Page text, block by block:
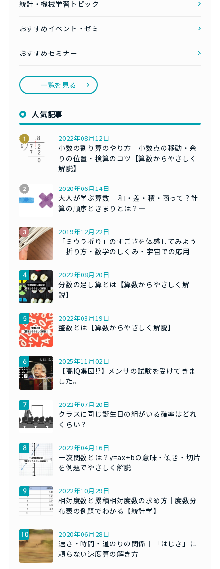
統計・機械学習トピック
おすすめイベント・ゼミ
おすすめセミナー
一覧を見る
人気記事
2022年08月12日
小数の割り算のやり方｜小数点の移動・余
りの位置・検算のコツ【算数からやさしく
解説】
2020年06月14日
大人が学ぶ算数 ―和・差・積・商って？計
算の順序ときまりとは？―
2019年12月22日
「ミウラ折り」のすごさを体感してみよう
｜折り方・数学のしくみ・宇宙での応用
2022年08月20日
分数の足し算とは【算数からやさしく解
説】
2022年03月19日
整数とは【算数からやさしく解説】
2025年11月02日
【高IQ集団!?】メンサの試験を受けてきま
した。
2022年07月20日
クラスに同じ誕生日の組がいる確率はどれ
くらい？
2022年04月16日
一次関数とは？y=ax+bの意味・傾き・切片
を例題でやさしく解説
2022年10月29日
相対度数と累積相対度数の求め方｜度数分
布表の例題でわかる【統計学】
2020年06月28日
速さ・時間・道のりの関係｜「はじき」に
頼らない速度算の解き方